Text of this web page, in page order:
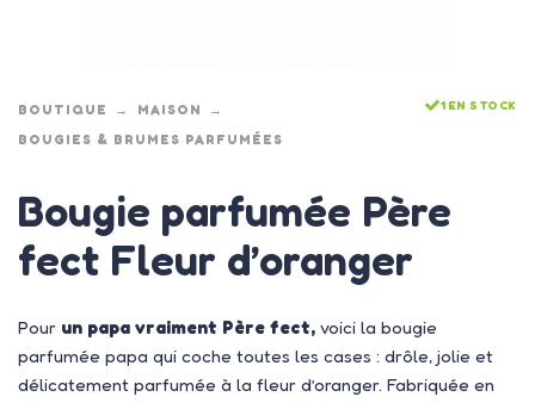
BOUTIQUE
MAISON
BOUGIES & BRUMES PARFUMÉES
1 EN STOCK
Bougie parfumée Père
fect Fleur d’oranger
Pour un papa vraiment Père fect, voici la bougie
parfumée papa qui coche toutes les cases : drôle, jolie et
délicatement parfumée à la fleur d’oranger. Fabriquée en